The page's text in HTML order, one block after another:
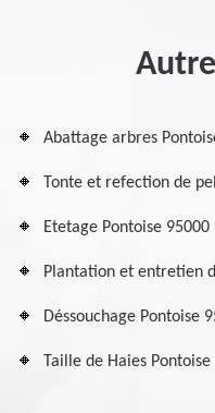
Abattage arbres
Tonte et refection de
Etetage Pontoise 95000
Plantation et entretien
Déssouchage Pontoise
Taille de Haies